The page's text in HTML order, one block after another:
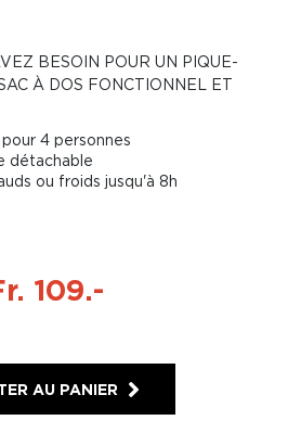
BESOIN POUR UN PIQUE-
À DOS FONCTIONNEL ET
4 personnes
détachable
ou froids jusqu'à 8h
109.-
AU PANIER